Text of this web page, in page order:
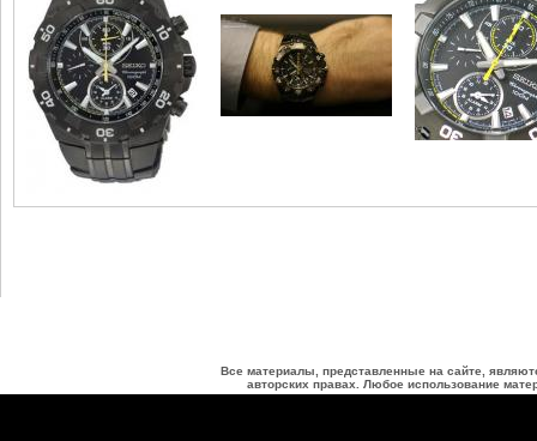
Все материалы, представленные на сайте,
авторских правах. Любое использование